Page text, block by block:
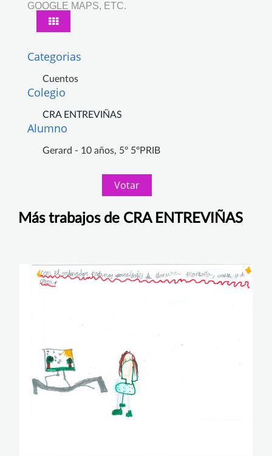
GOOGLE MAPS, ETC.
Categorias
Cuentos
Colegio
CRA ENTREVIÑAS
Alumno
Gerard - 10 años, 5º 5ºPRIB
Votar
Más trabajos de CRA ENTREVIÑAS